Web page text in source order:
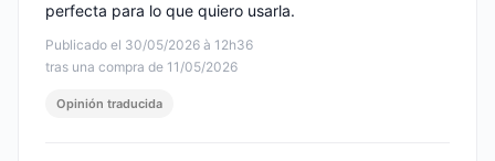
Publicado el 30/05/2026 à 12h36
tras una compra de 11/05/2026
perfecta para lo que quiero usarla.
Opinión traducida